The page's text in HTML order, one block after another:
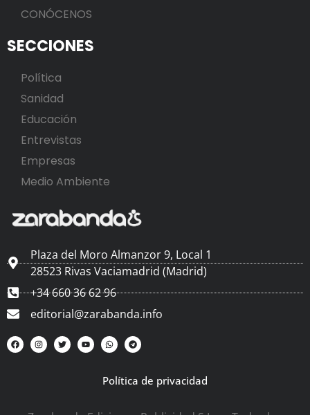
CONÓCENOS
SECCIONES
Política
Sanidad
Educación
Entrevistas
Empresas
Medio Ambiente
Plaza del Moro Almanzor 9, Local 1
28523 Rivas Vaciamadrid (Madrid)
+34 660 36 62 96
editorial@zarabanda.info
Política de privacidad